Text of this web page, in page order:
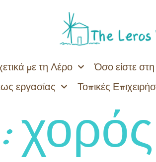
με τη Λέρο Όσο είστε
εργασίας
Τοπικές
χορός